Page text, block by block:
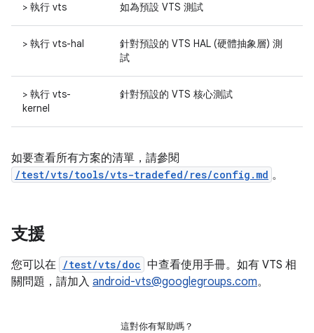
> 執行 vts 如為預設 VTS 測試
> 執行 vts-hal
針對預設的 VTS HAL (硬體抽象層) 測
試
> 執行 vts-
kernel
針對預設的 VTS 核心測試
如要查看所有方案的清單，請參閱
/test/vts/tools/vts-tradefed/res/config.md 。
支援
您可以在 /test/vts/doc 中查看使用手冊。如有 VTS 相
關問題，請加入 android-vts@googlegroups.com。
這對你有幫助嗎？